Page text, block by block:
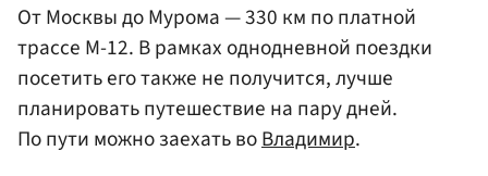
От Москвы до Мурома — 330 км по платной
трассе М-12. В рамках однодневной поездки
посетить его также не получится, лучше
планировать путешествие на пару дней.
По пути можно заехать воВладимир.